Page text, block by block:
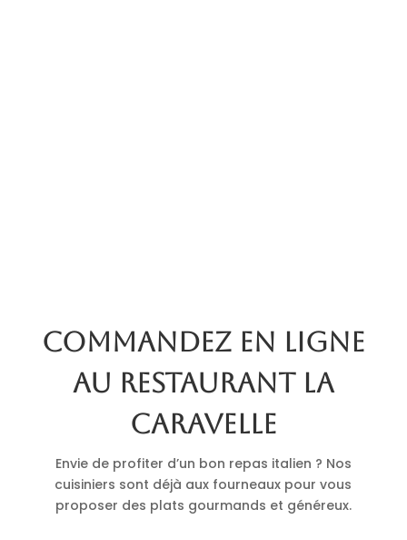
Commandez en ligne
au restaurant La
Caravelle
Envie de profiter d’un bon repas italien ? Nos
cuisiniers sont déjà aux fourneaux pour vous
proposer des plats gourmands et généreux.